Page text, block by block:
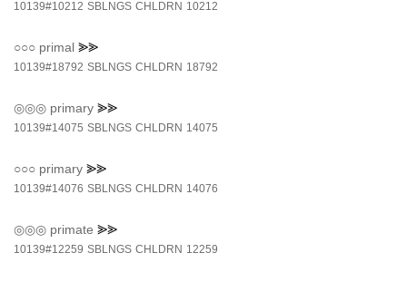
10139#10212 SBLNGS CHLDRN 10212
○○○ primal ⪢⪢
10139#18792 SBLNGS CHLDRN 18792
◎◎◎ primary ⪢⪢
10139#14075 SBLNGS CHLDRN 14075
○○○ primary ⪢⪢
10139#14076 SBLNGS CHLDRN 14076
◎◎◎ primate ⪢⪢
10139#12259 SBLNGS CHLDRN 12259